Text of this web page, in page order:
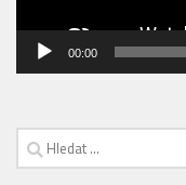
00:00
Vyhledávání